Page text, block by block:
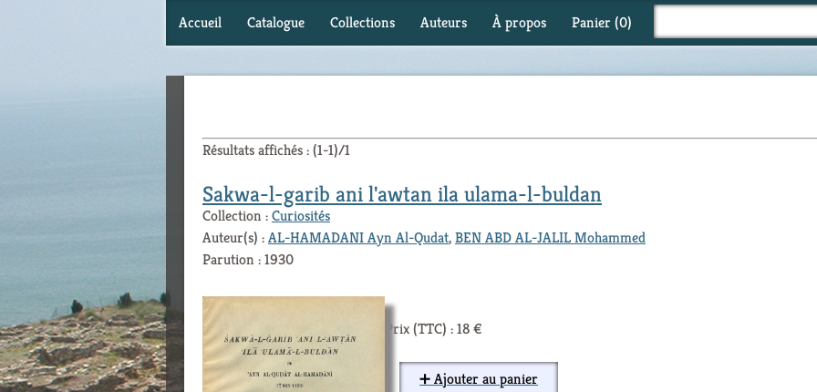
Accueil Catalogue Collections Auteurs À propos Panier (0)
Résultats affichés : (1-1)/1
Sakwa-l-garib ani l'awtan ila ulama-l-buldan
Collection :Curiosités
Auteur(s) :AL-HAMADANI Ayn Al-Qudat,BEN ABD AL-JALIL Mohammed
Parution : 1930
Prix (TTC) : 18 €
➕ Ajouter au panier